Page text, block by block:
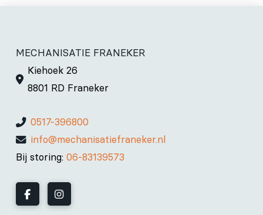
MECHANISATIE FRANEKER
Kiehoek 26
8801 RD Franeker
0517-396800
info@mechanisatiefraneker.nl
Bij storing: 06-83139573